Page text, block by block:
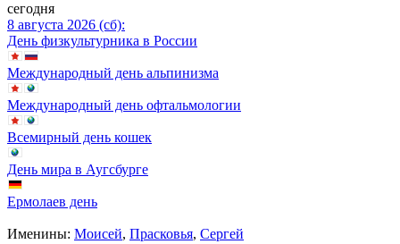
сегодня
8 августа 2026 (сб):
День физкультурника в России
Международный день альпинизма
Международный день офтальмологии
Всемирный день кошек
День мира в Аугсбурге
Ермолаев день
Именины: Моисей, Прасковья, Сергей